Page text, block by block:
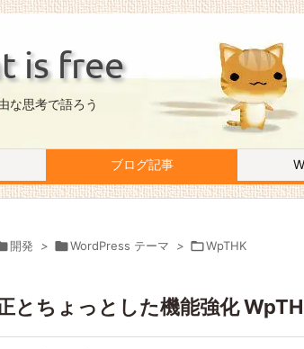
is free
な思考で語ろう
ブログ記事
開発 > WordPress テーマ > WpTHK
とちょっとした機能強化